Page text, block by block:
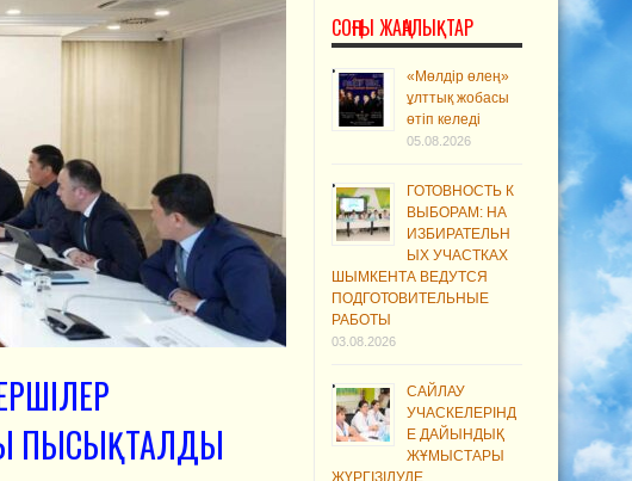
ПЫСЫҚТАЛДЫ
СОҢҒЫ ЖАҢАЛЫҚТАР
«Мөлдір өлең»
ұлттық жобасы
өтіп келеді
05.08.2026
ГОТОВНОСТЬ К
ВЫБОРАМ: НА
ИЗБИРАТЕЛЬН
ЫХ УЧАСТКАХ
ШЫМКЕНТА ВЕДУТСЯ
ПОДГОТОВИТЕЛЬНЫЕ
РАБОТЫ
03.08.2026
САЙЛАУ
УЧАСКЕЛЕРІНД
Е ДАЙЫНДЫҚ
ЖҰМЫСТАРЫ
ЖҮРГІЗІЛУДЕ